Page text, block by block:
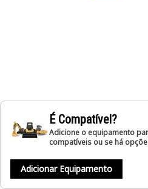
É Compatível?
Adicione o equipamento
compatíveis ou se há
Adicionar Equipamento